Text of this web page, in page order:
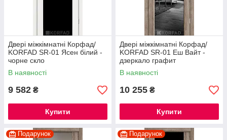
Двері міжкімнатні Корфад/
KORFAD SR-01 Ясен білий -
чорне скло
В наявності
9 582 ₴
Купити
Двері міжкімнатні Корфад/
KORFAD SR-01 Еш Вайт -
дзеркало графит
В наявності
10 255 ₴
Купити
Подарунок Подарунок